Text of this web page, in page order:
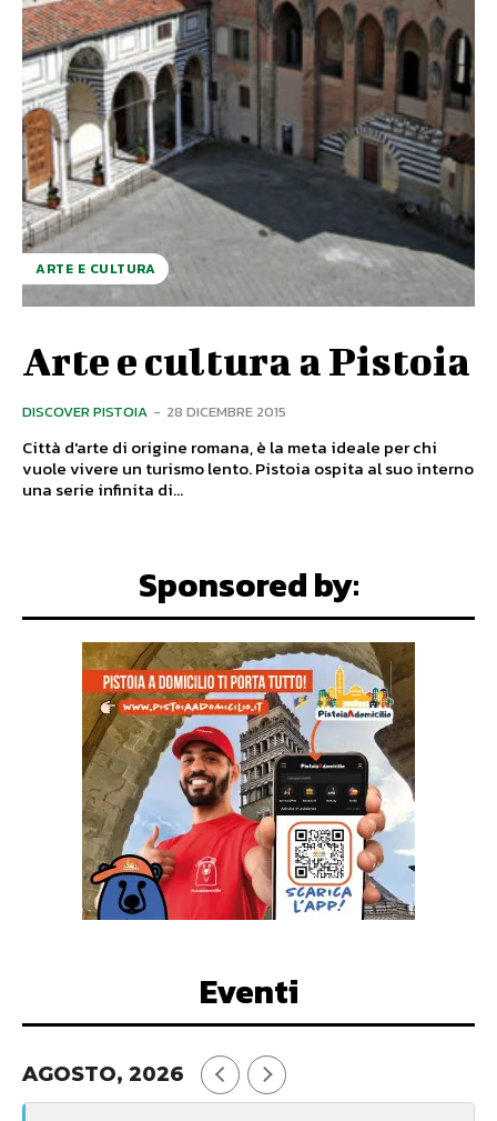
ARTE E CULTURA
Arte e cultura a Pistoia
DISCOVER PISTOIA - 28 DICEMBRE 2015
Città d'arte di origine romana, è la meta ideale per chi
vuole vivere un turismo lento. Pistoia ospita al suo interno
una serie infinita di...
Sponsored by:
Eventi
AGOSTO, 2026